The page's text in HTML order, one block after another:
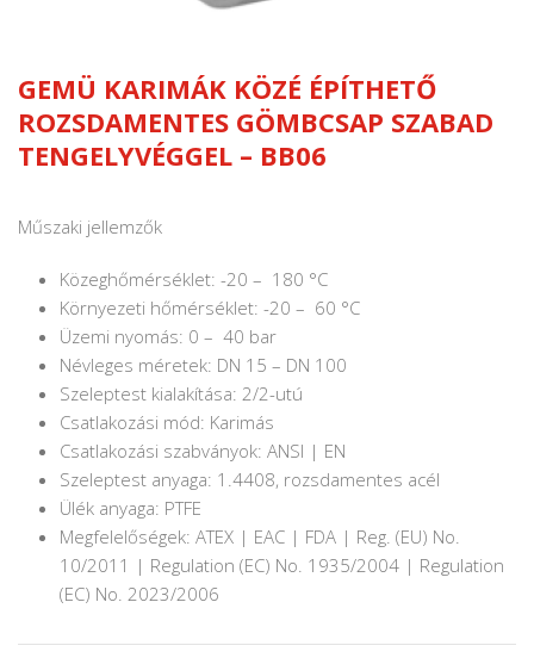
GEMÜ KARIMÁK KÖZÉ ÉPÍTHETŐ
ROZSDAMENTES GÖMBCSAP SZABAD
TENGELYVÉGGEL – BB06
Műszaki jellemzők
Közeghőmérséklet: -20 – 180 °C
Környezeti hőmérséklet: -20 – 60 °C
Üzemi nyomás: 0 – 40 bar
Névleges méretek: DN 15 – DN 100
Szeleptest kialakítása: 2/2-utú
Csatlakozási mód: Karimás
Csatlakozási szabványok: ANSI | EN
Szeleptest anyaga: 1.4408, rozsdamentes acél
Ülék anyaga: PTFE
Megfelelőségek: ATEX | EAC | FDA | Reg. (EU) No.
10/2011 | Regulation (EC) No. 1935/2004 | Regulation
(EC) No. 2023/2006